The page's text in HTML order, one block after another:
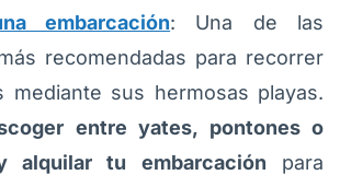
embarcación: Una de las
recomendadas para recorrer
mediante sus hermosas playas.
entre yates, pontones o
alquilar tu embarcación para